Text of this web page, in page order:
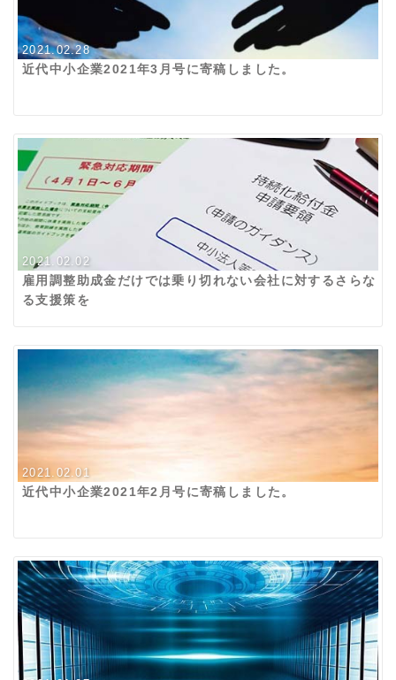
2021.02.28
近代中小企業2021年3月号に寄稿しました。
2021.02.02
雇用調整助成金だけでは乗り切れない会社に対するさらな
る支援策を
2021.02.01
近代中小企業2021年2月号に寄稿しました。